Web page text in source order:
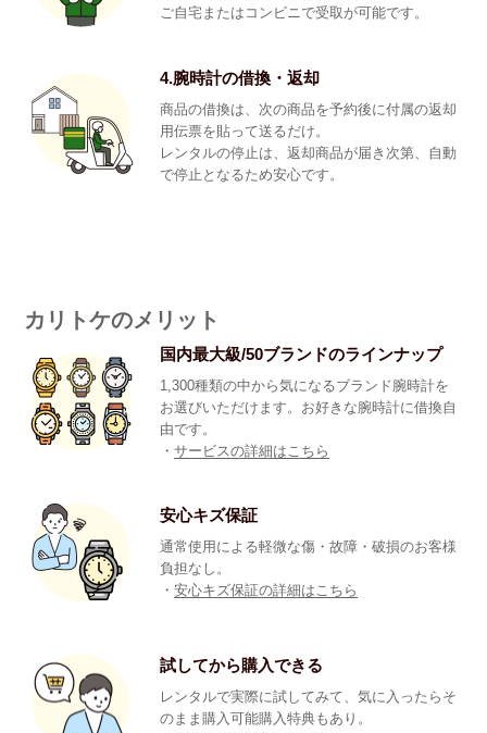
ご自宅またはコンビニで受取が可能です。
4.腕時計の借換・返却
商品の借換は、次の商品を予約後に付属の返却
用伝票を貼って送るだけ。
レンタルの停止は、返却商品が届き次第、自動
で停止となるため安心です。
カリトケのメリット
国内最大級/50ブランドのラインナップ
1,300種類の中から気になるブランド腕時計を
お選びいただけます。お好きな腕時計に借換自
由です。
・サービスの詳細はこちら
安心キズ保証
通常使用による軽微な傷・故障・破損のお客様
負担なし。
・安心キズ保証の詳細はこちら
試してから購入できる
レンタルで実際に試してみて、気に入ったらそ
のまま購入可能購入特典もあり。